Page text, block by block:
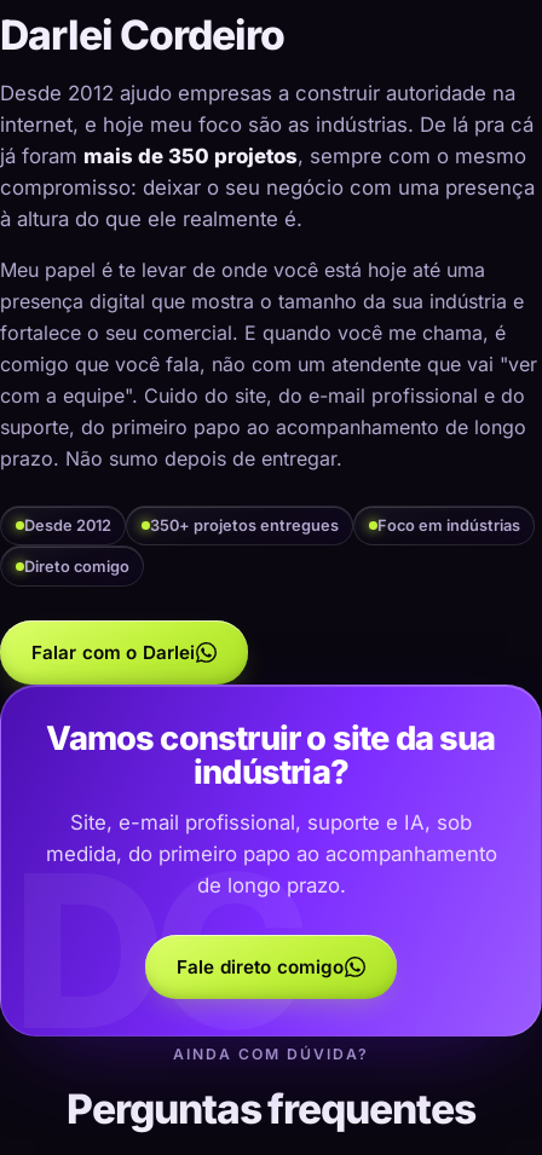
Darlei Cordeiro
Desde 2012 ajudo empresas a construir autoridade na
internet, e hoje meu foco são as indústrias. De lá pra cá
já foram mais de 350 projetos, sempre com o mesmo
compromisso: deixar o seu negócio com uma presença
à altura do que ele realmente é.
Meu papel é te levar de onde você está hoje até uma
presença digital que mostra o tamanho da sua indústria e
fortalece o seu comercial. E quando você me chama, é
comigo que você fala, não com um atendente que vai "ver
com a equipe". Cuido do site, do e-mail profissional e do
suporte, do primeiro papo ao acompanhamento de longo
prazo. Não sumo depois de entregar.
Desde 2012 350+ projetos entregues Foco em indústrias
Direto comigo
Falar com o Darlei
DC
Vamos construir o site da sua
indústria?
Site, e-mail profissional, suporte e IA, sob
medida, do primeiro papo ao acompanhamento
de longo prazo.
Fale direto comigo
AINDA COM DÚVIDA?
Perguntas frequentes